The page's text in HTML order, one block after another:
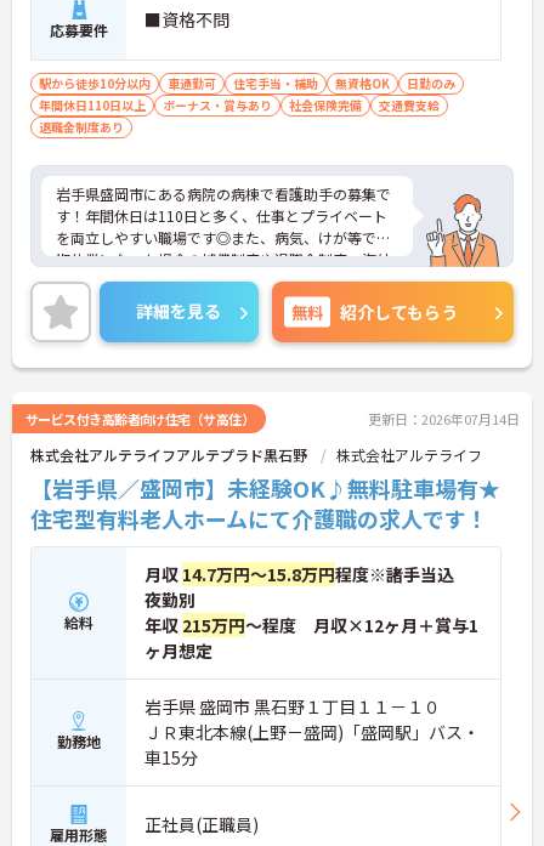
応募要件 ■資格不問
駅から徒歩10分以内 車通勤可 住宅手当・補助 無資格OK
日勤のみ
年間休日110日以上
ボーナス・賞与あり 社会保険完備
交通費支給
退職金制度あり
岩手県盛岡市にある病院の病棟で看護助手の募集で
す！年間休日は110日と多く、仕事とプライベート
を両立しやすい職場です◎また、病気、けが等で長
期休業になった場合の補償制度や退職金制度、海外
研修制度など福利厚生も充実しており、安心して長
く働きやすい環境が整っています！付近に提携の保
育所があるのも嬉しいポイント♪ご興味のある方は
面接ポイントをお伝えしますので、お気軽にご連絡
ください！
詳細を見る 無料 紹介してもらう
サービス付き高齢者向け住宅（サ高住） 更新日：2026年07月14日
株式会社アルテライフアルテプラド黒石野 株式会社アルテライフ
【岩手県／盛岡市】未経験OK♪無料駐車場有★
住宅型有料老人ホームにて介護職の求人です！
給料
月収 14.7万円～15.8万円程度※諸手当込
夜勤別
年収 215万円～程度 月収×12ヶ月＋賞与1
ヶ月想定
勤務地
岩手県 盛岡市 黒石野１丁目１１－１０
ＪＲ東北本線(上野－盛岡)「盛岡駅」バス・
車15分
雇用形態 正社員(正職員)